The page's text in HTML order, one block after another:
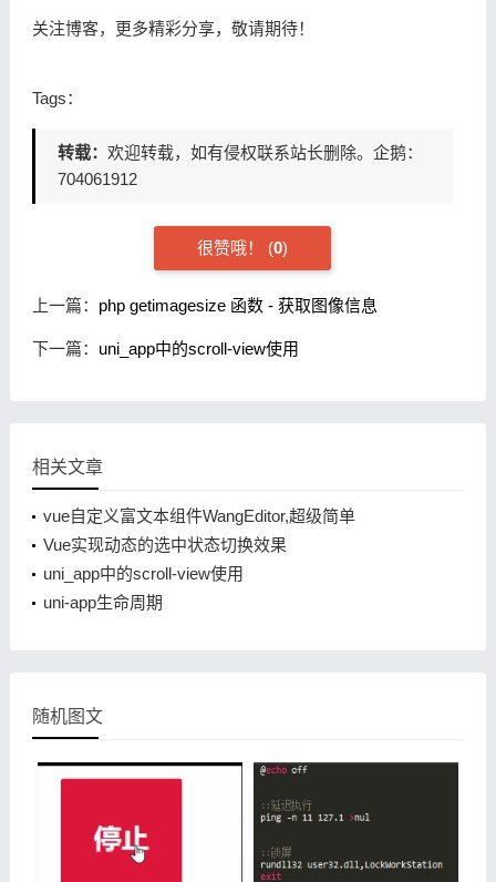
关注博客，更多精彩分享，敬请期待！
Tags：
转载： 欢迎转载，如有侵权联系站长删除。企鹅：
704061912
很赞哦！ (0)
上一篇： php getimagesize 函数 - 获取图像信息
下一篇： uni_app中的scroll-view使用
相关文章
vue自定义富文本组件WangEditor,超级简单
Vue实现动态的选中状态切换效果
uni_app中的scroll-view使用
uni-app生命周期
随机图文